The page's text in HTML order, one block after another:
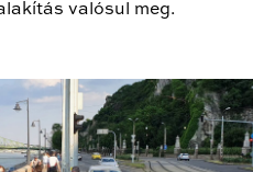
valósul meg.